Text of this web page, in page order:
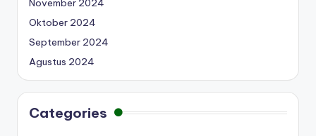
November 2024
Oktober 2024
September 2024
Agustus 2024
Categories